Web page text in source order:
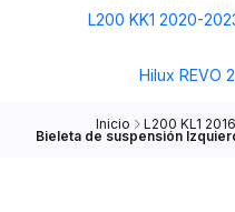
L200 KK1 2020-
Hilux REVO
Inicio L200 KL1
Bieleta de suspensión